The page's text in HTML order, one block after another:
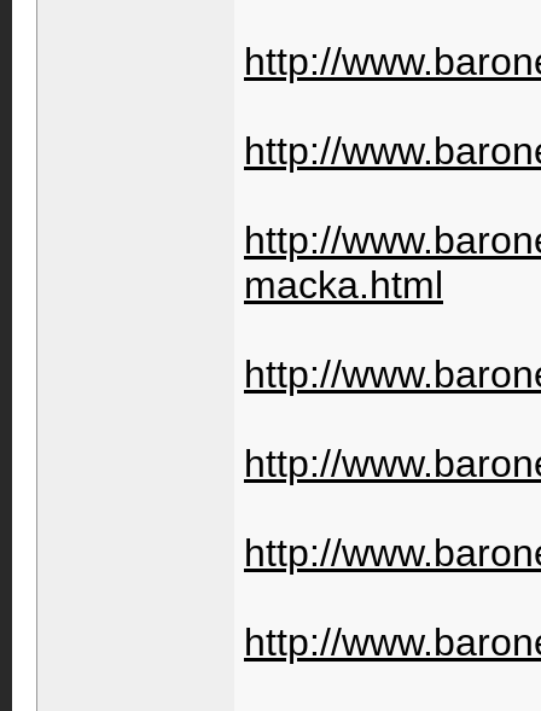
http://
http://
http://
macka.html
http://
http://
http://
http://